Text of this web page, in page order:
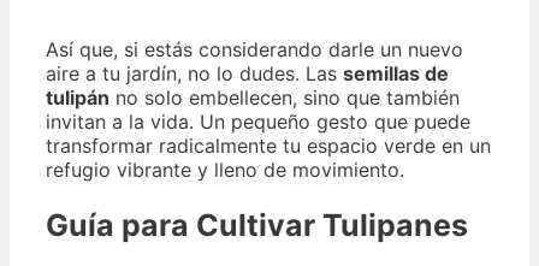
Así que, si estás considerando darle un nuevo
aire a tu jardín, no lo dudes. Las semillas de
tulipán no solo embellecen, sino que también
invitan a la vida. Un pequeño gesto que puede
transformar radicalmente tu espacio verde en un
refugio vibrante y lleno de movimiento.
Guía para Cultivar Tulipanes